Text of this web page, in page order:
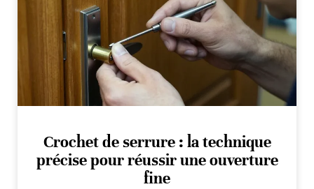
Crochet de serrure : la technique
précise pour réussir une ouverture
fine